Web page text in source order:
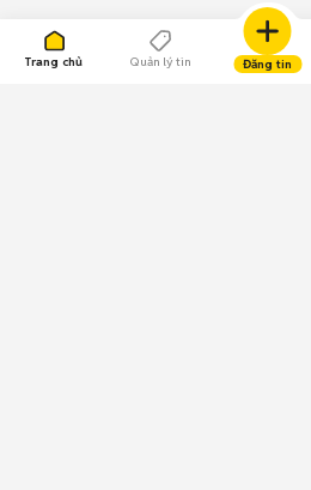
Trang chủ Quản lý tin Đăng tin